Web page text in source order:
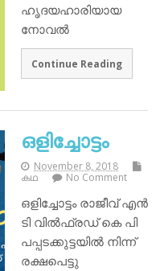
ഹൃദയഹാരിയായ
നോവൽ
Continue Reading
ഒളിച്ചോട്ടം
November 8, 2018
കഥ
No Comment
ഒളിച്ചോട്ടം രാജീവ് എൻ
ടി വിൽഫ്രഡ് കെ പി
പപ്പടക്കുട്ടയിൽ നിന്ന്
രക്ഷപെട്ടു